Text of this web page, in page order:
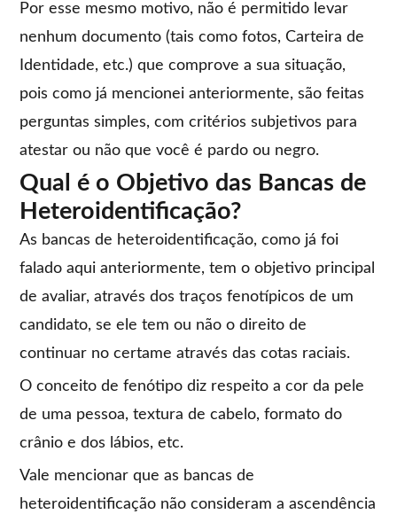
Por esse mesmo motivo, não é permitido levar
nenhum documento (tais como fotos, Carteira de
Identidade, etc.) que comprove a sua situação,
pois como já mencionei anteriormente, são feitas
perguntas simples, com critérios subjetivos para
atestar ou não que você é pardo ou negro.
Qual é o Objetivo das Bancas de
Heteroidentificação?
As bancas de heteroidentificação, como já foi
falado aqui anteriormente, tem o objetivo principal
de avaliar, através dos traços fenotípicos de um
candidato, se ele tem ou não o direito de
continuar no certame através das cotas raciais.
O conceito de fenótipo diz respeito a cor da pele
de uma pessoa, textura de cabelo, formato do
crânio e dos lábios, etc.
Vale mencionar que as bancas de
heteroidentificação não consideram a ascendência